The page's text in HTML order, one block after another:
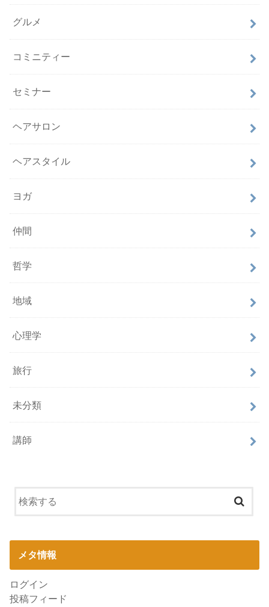
グルメ
コミニティー
セミナー
ヘアサロン
ヘアスタイル
ヨガ
仲間
哲学
地域
心理学
旅行
未分類
講師
メタ情報
ログイン
投稿フィード